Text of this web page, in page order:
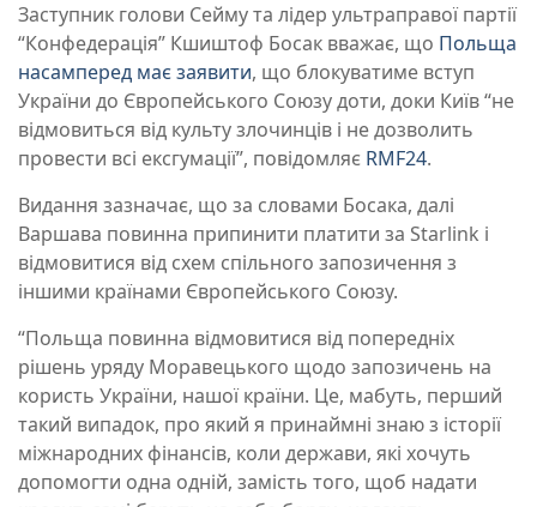
Заступник голови Сейму та лідер ультраправої партії
“Конфедерація” Кшиштоф Босак вважає, що Польща
насамперед має заявити, що блокуватиме вступ
України до Європейського Союзу доти, доки Київ “не
відмовиться від культу злочинців і не дозволить
провести всі ексгумації”, повідомляє RMF24.
Видання зазначає, що за словами Босака, далі
Варшава повинна припинити платити за Starlink і
відмовитися від схем спільного запозичення з
іншими країнами Європейського Союзу.
“Польща повинна відмовитися від попередніх
рішень уряду Моравецького щодо запозичень на
користь України, нашої країни. Це, мабуть, перший
такий випадок, про який я принаймні знаю з історії
міжнародних фінансів, коли держави, які хочуть
допомогти одна одній, замість того, щоб надати